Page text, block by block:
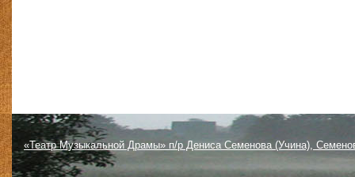
«Театр Музыкальной Драмы» п/р Дениса Семенова (Учина),